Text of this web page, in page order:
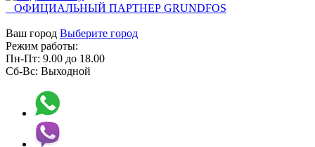
ОФИЦИАЛЬНЫЙ ПАРТНЕР GRUNDFOS
Ваш город Выберите город
Режим работы:
Пн-Пт: 9.00 до 18.00
Сб-Вс: Выходной